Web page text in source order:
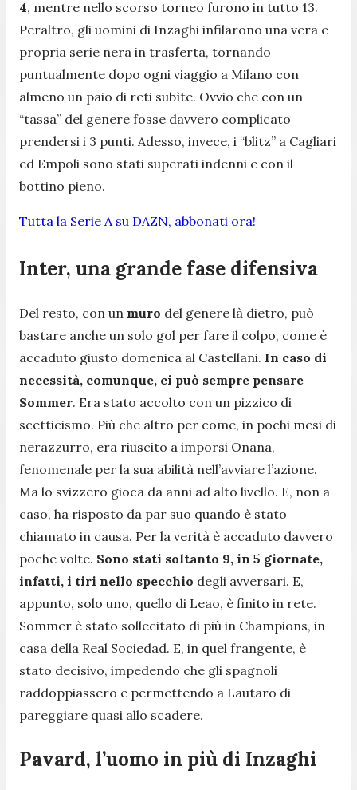
4, mentre nello scorso torneo furono in tutto 13.
Peraltro, gli uomini di Inzaghi infilarono una vera e
propria serie nera in trasferta, tornando
puntualmente dopo ogni viaggio a Milano con
almeno un paio di reti subìte. Ovvio che con un
“tassa” del genere fosse davvero complicato
prendersi i 3 punti. Adesso, invece, i “blitz” a Cagliari
ed Empoli sono stati superati indenni e con il
bottino pieno.
Tutta la Serie A su DAZN, abbonati ora!
Inter, una grande fase difensiva
Del resto, con un muro del genere là dietro, può
bastare anche un solo gol per fare il colpo, come è
accaduto giusto domenica al Castellani. In caso di
necessità, comunque, ci può sempre pensare
Sommer. Era stato accolto con un pizzico di
scetticismo. Più che altro per come, in pochi mesi di
nerazzurro, era riuscito a imporsi Onana,
fenomenale per la sua abilità nell’avviare l’azione.
Ma lo svizzero gioca da anni ad alto livello. E, non a
caso, ha risposto da par suo quando è stato
chiamato in causa. Per la verità è accaduto davvero
poche volte. Sono stati soltanto 9, in 5 giornate,
infatti, i tiri nello specchio degli avversari. E,
appunto, solo uno, quello di Leao, è finito in rete.
Sommer è stato sollecitato di più in Champions, in
casa della Real Sociedad. E, in quel frangente, è
stato decisivo, impedendo che gli spagnoli
raddoppiassero e permettendo a Lautaro di
pareggiare quasi allo scadere.
Pavard, l’uomo in più di Inzaghi